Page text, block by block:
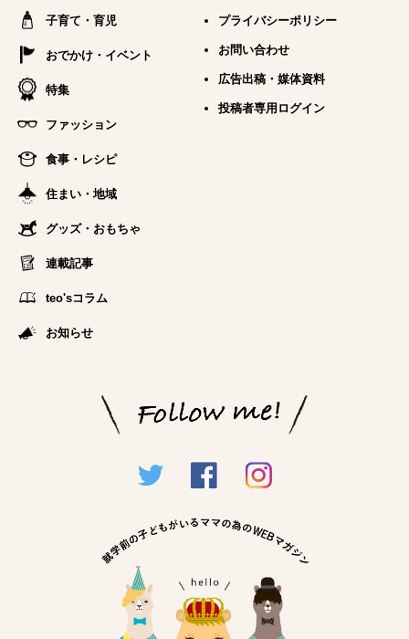
子育て・育児
おでかけ・イベント
特集
ファッション
食事・レシピ
住まい・地域
グッズ・おもちゃ
連載記事
teo'sコラム
お知らせ
プライバシーポリシー
お問い合わせ
広告出稿・媒体資料
投稿者専用ログイン